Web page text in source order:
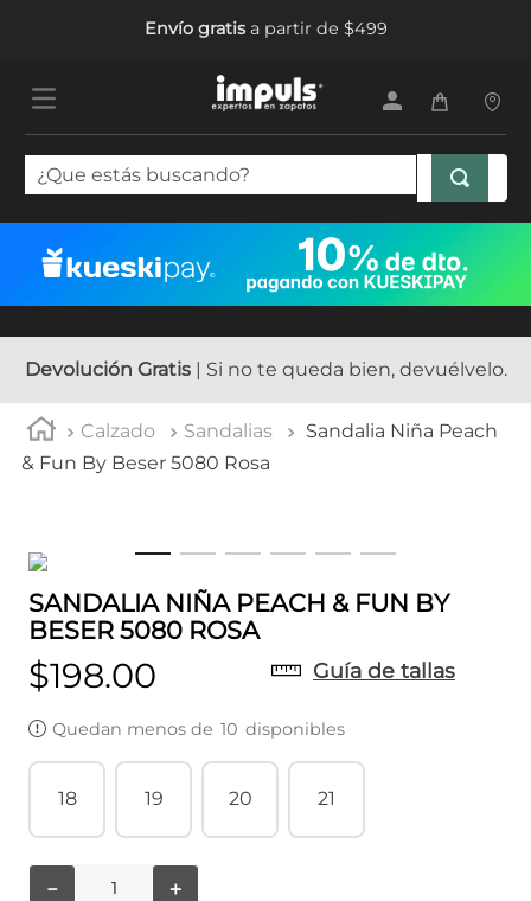
Envío gratisa partir de $499
¿Que estás buscando?
Devolución Gratis| Si no te queda bien, devuélvelo.
Calzado Sandalias
Sandalia Niña Peach
& Fun By Beser 5080 Rosa
SANDALIA NIÑA PEACH & FUN BY
BESER 5080 ROSA
$198.00 Guía de tallas
Quedan menos de 10 disponibles
18 19 20 21
＋
－
1.
tenis mujer
tenis hombre
5. tenis niña